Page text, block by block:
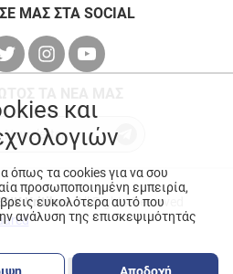
ΜΑΣ ΣΤΑ SOCIAL
Kritikos. All Rights Reserved
και
όπως τα cookies για να σου
προσωποποιημένη εμπειρία,
ευκολότερα αυτό που
ανάλυση της επισκεψιμότητάς